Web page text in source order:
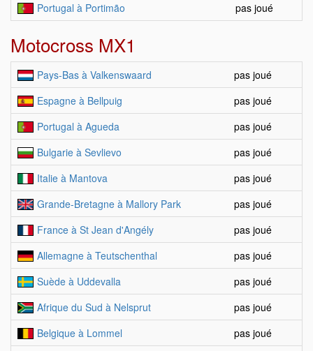
Portugal à Portimão
pas joué
Motocross MX1
Pays-Bas à Valkenswaard
pas joué
Espagne à Bellpuig
pas joué
Portugal à Agueda
pas joué
Bulgarie à Sevlievo
pas joué
Italie à Mantova
pas joué
Grande-Bretagne à Mallory Park
pas joué
France à St Jean d'Angély
pas joué
Allemagne à Teutschenthal
pas joué
Suède à Uddevalla
pas joué
Afrique du Sud à Nelsprut
pas joué
Belgique à Lommel
pas joué